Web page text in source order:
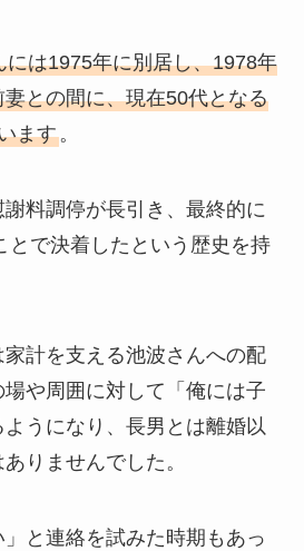
には1975年に別居し、1978年
との間に、現在50代となる
ます。
料調停が長引き、最終的に
とで決着したという歴史を持
計を支える池波さんへの配
や周囲に対して「俺には子
うになり、長男とは離婚以
りませんでした。
と連絡を試みた時期もあっ